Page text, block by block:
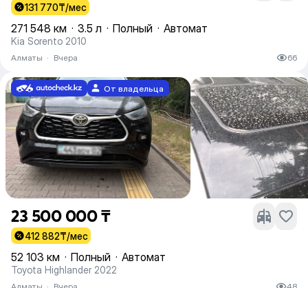
131 770₸/мес
271 548 км · 3.5 л · Полный · Автомат
Kia Sorento 2010
Алматы · Вчера 66
От владельца
23 500 000 ₸
412 882₸/мес
52 103 км · Полный · Автомат
Toyota Highlander 2022